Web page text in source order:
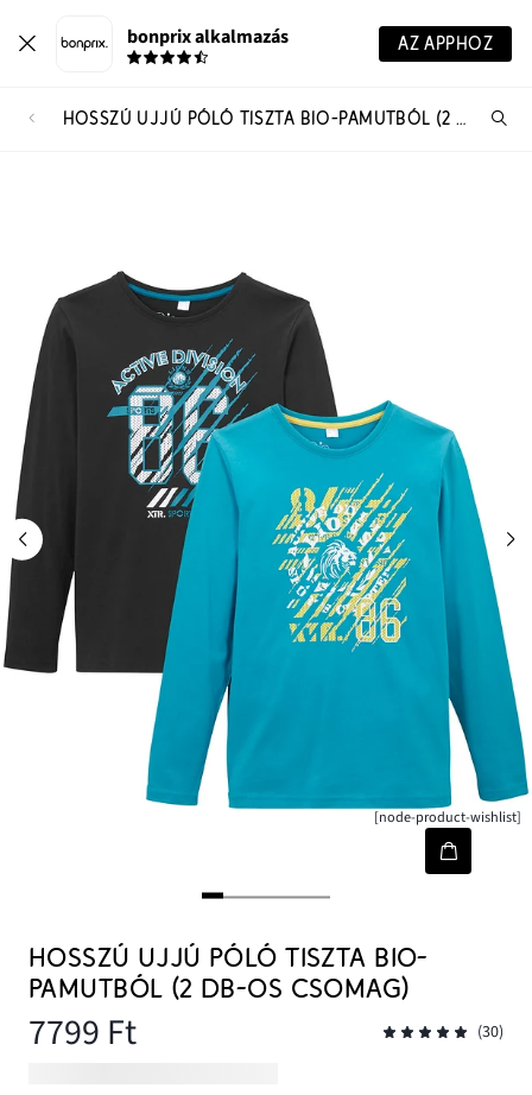
bonprix alkalmazás AZ APPHOZ
HOSSZÚ UJJÚ PÓLÓ TISZTA BIO-PAMUTBÓL (2 DB-OS CSOMAG)
[node-product-wishlist]
HOSSZÚ UJJÚ PÓLÓ TISZTA BIO-
PAMUTBÓL (2 DB-OS CSOMAG)
7799 Ft (30)